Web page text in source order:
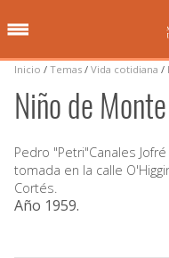
Inicio / Temas / Vida cotidiana /
Niño de
Pedro "Petri"Canales
tomada en la calle
Cortés.
Año 1959.